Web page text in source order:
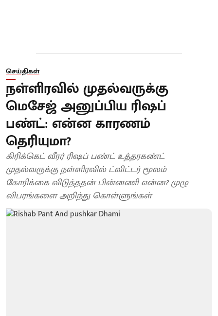
செய்திகள்
நள்ளிரவில் முதல்வருக்கு
மெசேஜ் அனுப்பிய ரிஷப்
பண்ட்: என்ன காரணம்
தெரியுமா?
கிரிக்கெட் வீரர் ரிஷப் பண்ட் உத்தரகண்ட்
முதல்வருக்கு நள்ளிரவில் ட்விட்டர் மூலம்
கோரிக்கை விடுத்ததன் பின்னணி என்ன? முழு
விபரங்களை அறிந்து கொள்ளுங்கள்